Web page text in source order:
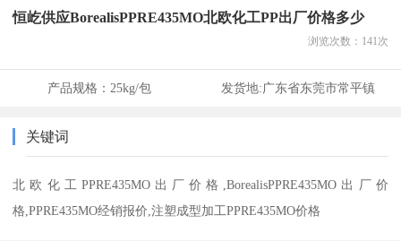
恒屹供应BorealisPPRE435MO北欧化工PP出厂价格多少
浏览次数： 141次
产品规格： 25kg/包 发货地:广东省东莞市常平镇
关键词
北欧化工PPRE435MO出厂价格,BorealisPPRE435MO出厂价
格,PPRE435MO经销报价,注塑成型加工PPRE435MO价格